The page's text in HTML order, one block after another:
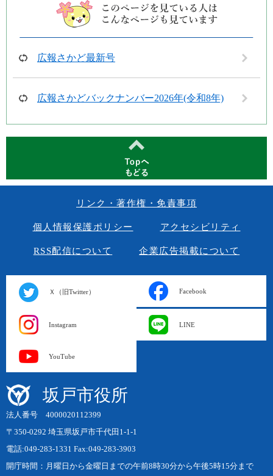
広報さかど最新号
広報さかどバックナンバー2026年(令和8年)
リンク・著作権・免責事項
個人情報保護ポリシー アクセシビリティ
RSS配信について 企業広告掲載について
Ｘ（旧Twitter） Facebook
Instagram LINE
YouTube
坂戸市役所
法人番号 4000020112399
〒350-0292 埼玉県坂戸市千代田1-1-1
電話:049-283-1331 Fax:049-283-3903
開庁時間：月曜日から金曜日までの午前8時30分から午後5時15分まで